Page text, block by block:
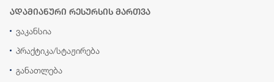
ადამიანური რესურსის მართვა
ვაკანსია
პრაქტიკა/სტაჟირება
განათლება